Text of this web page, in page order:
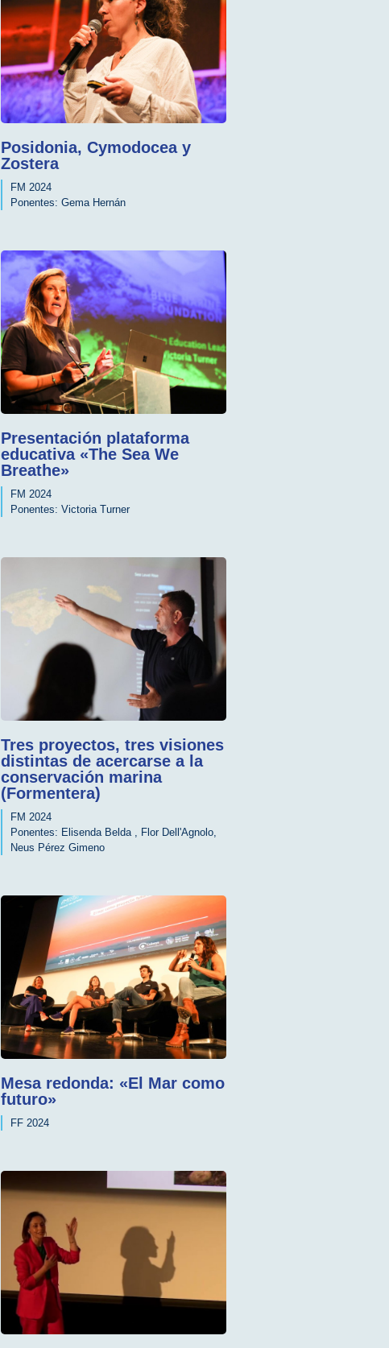
Posidonia, Cymodocea y
Zostera
FM 2024
Ponentes: Gema Hernán
Presentación plataforma
educativa «The Sea We
Breathe»
FM 2024
Ponentes: Victoria Turner
Tres proyectos, tres visiones
distintas de acercarse a la
conservación marina
(Formentera)
FM 2024
Ponentes: Elisenda Belda Flor Dell'Agnolo
Neus Pérez Gimeno
Mesa redonda: «El Mar como
futuro»
FF 2024